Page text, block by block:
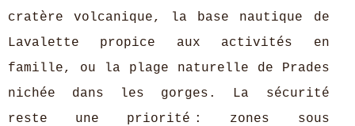
cratère volcanique, la base nautique de
Lavalette propice aux activités en
famille, ou la plage naturelle de Prades
nichée dans les gorges. La sécurité
reste une priorité : zones sous